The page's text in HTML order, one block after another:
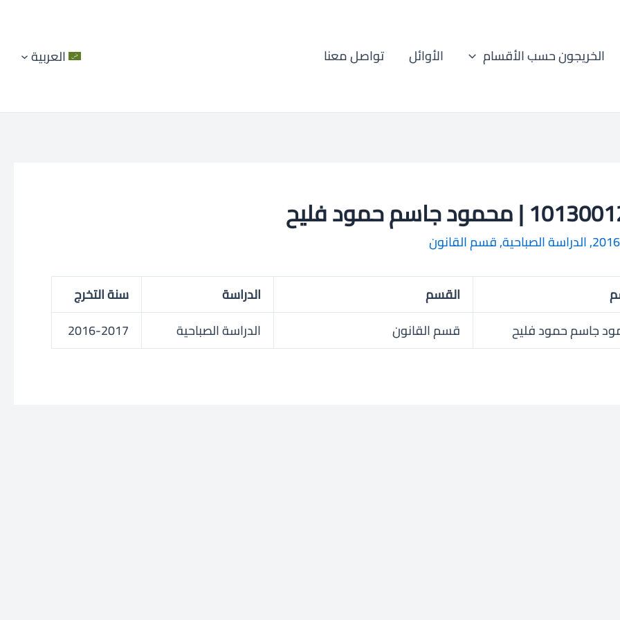
الخريجون حسب الأقسام الأوائل تواصل معنا العربية
| محمود جاسم حمود فليح
,الدراسة الصباحية,قسم القانون
القسم الدراسة
سنة التخرج
جاسم حمود فليح
قسم القانون الدراسة الصباحية 2016-2017